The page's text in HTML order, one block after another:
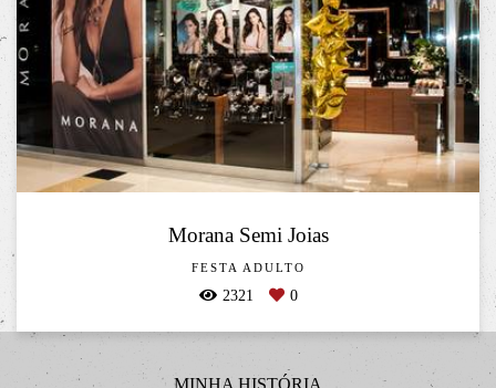
Morana Semi Joias
FESTA ADULTO
2321 0